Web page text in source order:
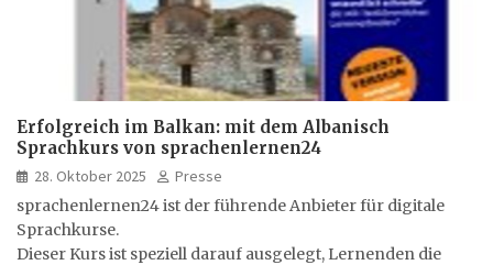
Erfolgreich im Balkan: mit dem Albanisch
Sprachkurs von sprachenlernen24
28. Oktober 2025
Presse
sprachenlernen24 ist der führende Anbieter für digitale
Sprachkurse.
Dieser Kurs ist speziell darauf ausgelegt, Lernenden die